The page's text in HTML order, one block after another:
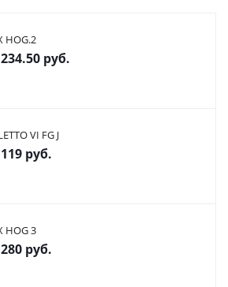
HOG.2
234.50 руб.
VI FG J
119 руб.
HOG 3
280 руб.